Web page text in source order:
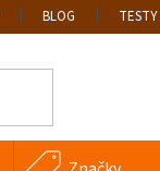
BLOG